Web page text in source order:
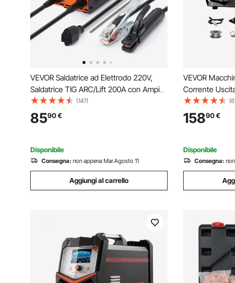
VEVOR Saldatrice ad Elettrodo 220V,
Saldatrice TIG ARC/Lift 200A con Ampio
Display a LED, Saldatrice ad Elettrodo
Portatile 2 in 1 con Hot Start Arc Force
Anti-Stick VRD, Saldatore ad Arco MMA
(147)
8590€
Disponibile
Consegna: non appena Mar.Agosto 11
Aggiungi al carrello
VEVOR
Corrente
Sinergica
Saldatrice MIG
TIG 4 in 1 con
15890€
Disponibile
Consegna: